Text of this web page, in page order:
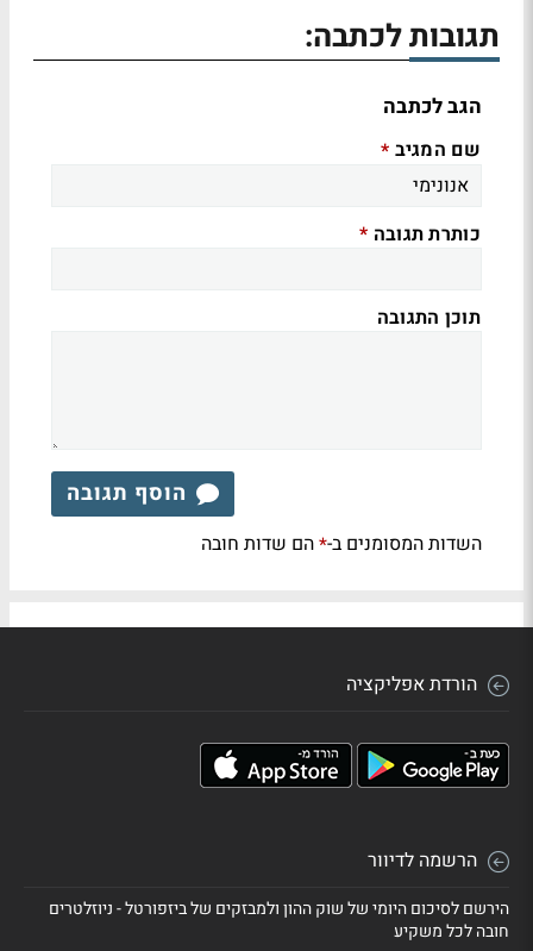
תגובות לכתבה:
הגב לכתבה
שם המגיב *
כותרת תגובה *
תוכן התגובה
הוסף תגובה
השדות המסומנים ב-*הם שדות חובה
הורדת אפליקציה
הרשמה לדיוור
הירשם לסיכום היומי של שוק ההון ולמבזקים של ביזפורטל - ניוזלטרים
חובה לכל משקיע